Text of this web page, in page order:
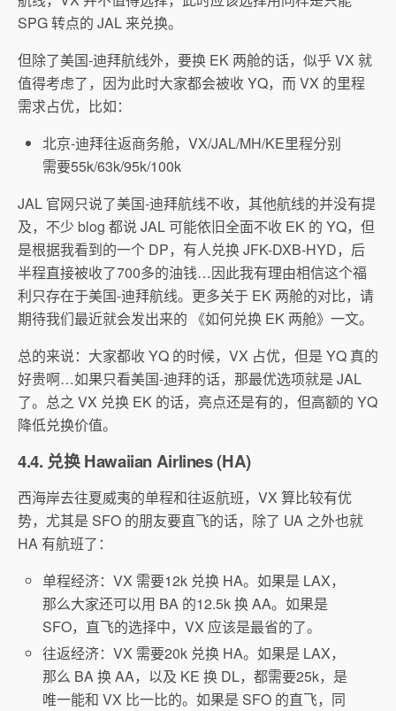
SPG 转点的 JAL 来兑换。
但除了美国-迪拜航线外，要换 EK 两舱的话，似乎 VX 就
值得考虑了，因为此时大家都会被收 YQ，而 VX 的里程
需求占优，比如：
北京-迪拜往返商务舱，VX/JAL/MH/KE里程分别
需要55k/63k/95k/100k
JAL 官网只说了美国-迪拜航线不收，其他航线的并没有提
及，不少 blog 都说 JAL 可能依旧全面不收 EK 的 YQ，但
是根据我看到的一个 DP，有人兑换 JFK-DXB-HYD，后
半程直接被收了700多的油钱…因此我有理由相信这个福
利只存在于美国-迪拜航线。更多关于 EK 两舱的对比，请
期待我们最近就会发出来的 《如何兑换 EK 两舱》一文。
总的来说：大家都收 YQ 的时候，VX 占优，但是 YQ 真的
好贵啊…如果只看美国-迪拜的话，那最优选项就是 JAL
了。总之 VX 兑换 EK 的话，亮点还是有的，但高额的 YQ
降低兑换价值。
4.4. 兑换 Hawaiian Airlines (HA)
西海岸去往夏威夷的单程和往返航班，VX 算比较有优
势，尤其是 SFO 的朋友要直飞的话，除了 UA 之外也就
HA 有航班了：
单程经济：VX 需要12k 兑换 HA。如果是 LAX，
那么大家还可以用 BA 的12.5k 换 AA。如果是
SFO，直飞的选择中，VX 应该是最省的了。
往返经济：VX 需要20k 兑换 HA。如果是 LAX，
那么 BA 换 AA，以及 KE 换 DL，都需要25k，是
唯一能和 VX 比一比的。如果是 SFO 的直飞，同